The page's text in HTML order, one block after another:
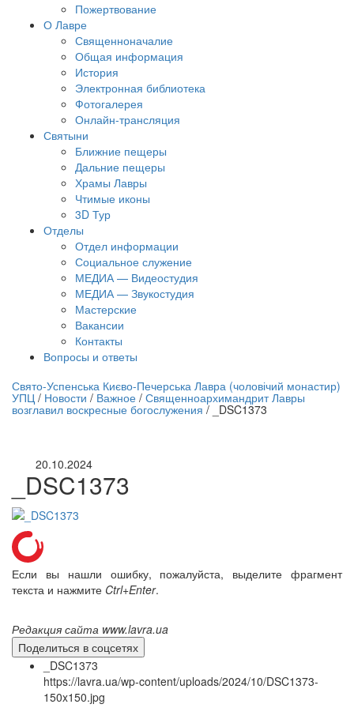
Пожертвование
О Лавре
Священноначалие
Общая информация
История
Электронная библиотека
Фотогалерея
Онлайн-трансляция
Святыни
Ближние пещеры
Дальние пещеры
Храмы Лавры
Чтимые иконы
3D Тур
Отделы
Отдел информации
Социальное служение
МЕДИА — Видеостудия
МЕДИА — Звукостудия
Мастерские
Вакансии
Контакты
Вопросы и ответы
трансляция | 12 сентября
трансляции
Свято-Успенська Києво-Печерська Лавра (чоловічий монастир)
УПЦ / Новости / Важное / Священноархимандрит Лавры
возглавил воскресные богослужения / _DSC1373
20.10.2024
_DSC1373
Если вы нашли ошибку, пожалуйста, выделите фрагмент
текста и нажмите Ctrl+Enter.
Редакция сайта www.lavra.ua
Поделиться в соцсетях
_DSC1373
https://lavra.ua/wp-content/uploads/2024/10/DSC1373-
150x150.jpg